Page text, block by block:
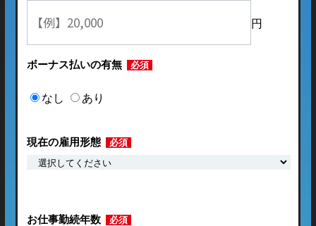
円
ボーナス払いの有無 必須
なし あり
現在の雇用形態 必須
お仕事勤続年数 必須